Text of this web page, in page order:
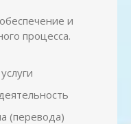
и
процесса.
(перевода)